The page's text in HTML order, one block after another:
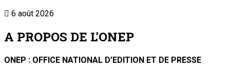
6 août 2026
A PROPOS DE L'ONEP
ONEP : OFFICE NATIONAL D’EDITION ET DE PRESSE